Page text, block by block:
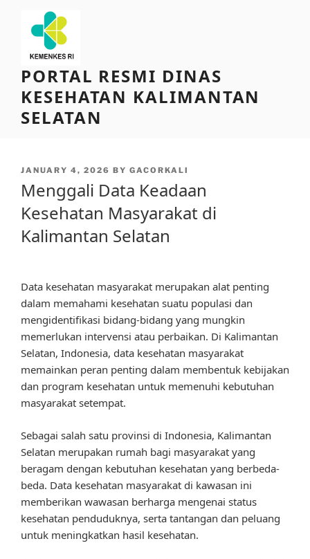
content
PORTAL RESMI DINAS
KESEHATAN KALIMANTAN
SELATAN
POSTED
JANUARY 4, 2026 BY GACORKALI
Menggali Data Keadaan
Kesehatan Masyarakat di
Kalimantan Selatan
Data kesehatan masyarakat merupakan alat penting
dalam memahami kesehatan suatu populasi dan
mengidentifikasi bidang-bidang yang mungkin
memerlukan intervensi atau perbaikan. Di Kalimantan
Selatan, Indonesia, data kesehatan masyarakat
memainkan peran penting dalam membentuk kebijakan
dan program kesehatan untuk memenuhi kebutuhan
masyarakat setempat.
Sebagai salah satu provinsi di Indonesia, Kalimantan
Selatan merupakan rumah bagi masyarakat yang
beragam dengan kebutuhan kesehatan yang berbeda-
beda. Data kesehatan masyarakat di kawasan ini
memberikan wawasan berharga mengenai status
kesehatan penduduknya, serta tantangan dan peluang
untuk meningkatkan hasil kesehatan.